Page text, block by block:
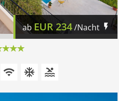
ab EUR 234/Nacht